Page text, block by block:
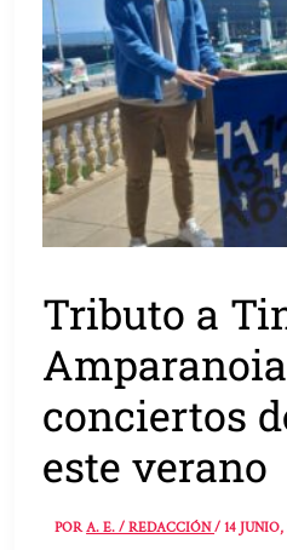
Tributo a
conciertos
este verano
PORA. E. / REDACCIÓN/14